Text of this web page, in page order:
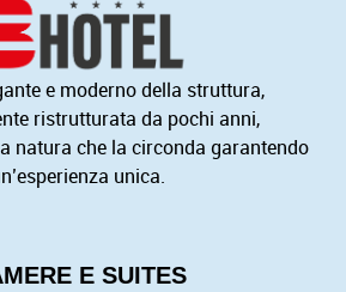
e moderno della struttura,
ristrutturata da pochi anni,
natura che la circonda garantendo
unica.
E SUITES